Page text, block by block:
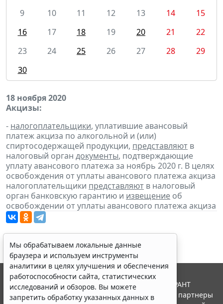
9
10 11 12 13 14
15
16
17 18 19 20 21
22
23
24 25 26 27 28
29
30
18 ноября 2020
Акцизы:
- налогоплательщики, уплатившие авансовый
платеж акциза по алкогольной и (или)
спиртосодержащей продукции, представляют в
налоговый орган документы, подтверждающие
уплату авансового платежа за ноябрь 2020 г. В целях
освобождения от уплаты авансового платежа акциза
налогоплательщики представляют в налоговый
орган банковскую гарантию и извещение об
освобождении от уплаты авансового платежа акциза
Мы обрабатываем локальные данные
браузера и используем инструменты
аналитики в целях улучшения и обеспечения
работоспособности сайта, статистических
исследований и обзоров. Вы можете
запретить обработку указанных данных в
© ООО "НПП "ГАРАНТ-СЕРВИС", 2026. Система ГАРАНТ
выпускается с 1990 года. Компания "Гарант" и ее партнеры